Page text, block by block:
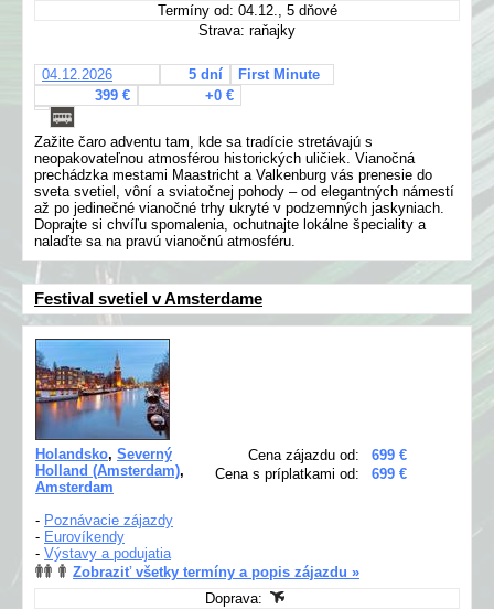
Termíny od: 04.12., 5 dňové
Strava: raňajky
04.12.2026 5 dní
First Minute
399 €
+0 €
Zažite čaro adventu tam, kde sa tradície stretávajú s
neopakovateľnou atmosférou historických uličiek. Vianočná
prechádzka mestami Maastricht a Valkenburg vás prenesie do
sveta svetiel, vôní a sviatočnej pohody – od elegantných námestí
až po jedinečné vianočné trhy ukryté v podzemných jaskyniach.
Doprajte si chvíľu spomalenia, ochutnajte lokálne špeciality a
nalaďte sa na pravú vianočnú atmosféru.
Festival svetiel v Amsterdame
Cena zájazdu od:
699 €
Cena s príplatkami od:
699 €
Holandsko, Severný
Holland (Amsterdam),
Amsterdam
- Poznávacie zájazdy
- Eurovíkendy
- Výstavy a podujatia
Zobraziť všetky termíny a popis zájazdu »
Doprava: